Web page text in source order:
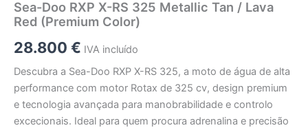
Sea-Doo RXP X-RS 325 Metallic Tan / Lava
Red (Premium Color)
28.800 € IVA incluído
Descubra a Sea-Doo RXP X-RS 325, a moto de água de alta
performance com motor Rotax de 325 cv, design premium
e tecnologia avançada para manobrabilidade e controlo
excecionais. Ideal para quem procura adrenalina e precisão